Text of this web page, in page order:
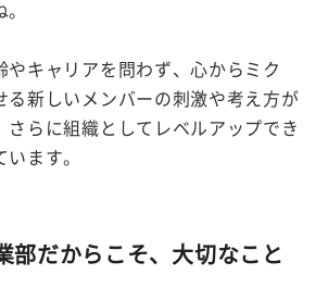
やキャリアを問わず、心からミク
る新しいメンバーの刺激や考え方が
さらに組織としてレベルアップでき
います。
部だからこそ、大切なこと